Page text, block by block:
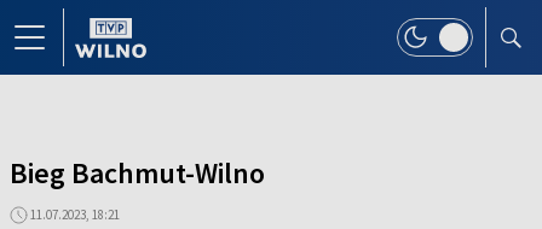
Bieg Bachmut-Wilno
11.07.2023, 18:21